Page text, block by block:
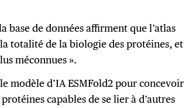
base de données affirment que l’atlas
totalité de la biologie des protéines, et
méconnues ».
modèle d’IA ESMFold2 pour concevoir
capables de se lier à d’autres